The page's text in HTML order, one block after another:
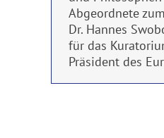
Abgeordnete
Dr. Hannes
für das
Präsident des